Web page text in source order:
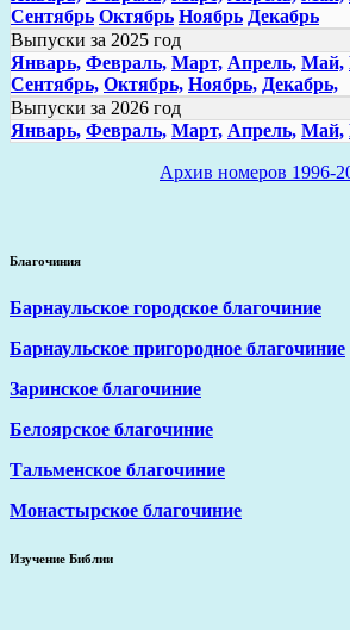
Сентябрь Октябрь Ноябрь Декабрь
Выпуски за 2025 год
Январь, Февраль, Март, Апрель, Май,
Сентябрь, Октябрь, Ноябрь, Декабрь,
Выпуски за 2026 год
Январь, Февраль, Март, Апрель, Май,
Архив номеров 1996-
Благочиния
Барнаульское городское благочиние
Барнаульское пригородное благочиние
Заринское благочиние
Белоярское благочиние
Тальменское благочиние
Монастырское благочиние
Изучение Библии